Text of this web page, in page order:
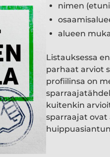
nimen
alueen
Listauksessa
parhaat arviot
profiilinsa on
kuitenkin
sparraajat ovat